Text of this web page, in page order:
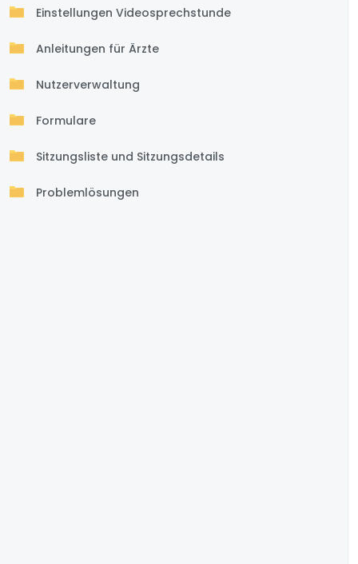
Einstellungen Videosprechstunde
Anleitungen für Ärzte
Nutzerverwaltung
Formulare
Sitzungsliste und Sitzungsdetails
Problemlösungen